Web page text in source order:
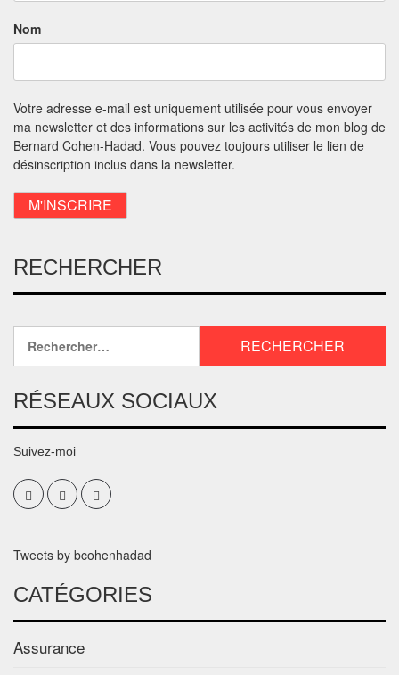
Nom
Votre adresse e-mail est uniquement utilisée pour vous envoyer
ma newsletter et des informations sur les activités de mon blog de
Bernard Cohen-Hadad. Vous pouvez toujours utiliser le lien de
désinscription inclus dans la newsletter.
RECHERCHER
RÉSEAUX SOCIAUX
Suivez-moi
Tweets by bcohenhadad
CATÉGORIES
Assurance